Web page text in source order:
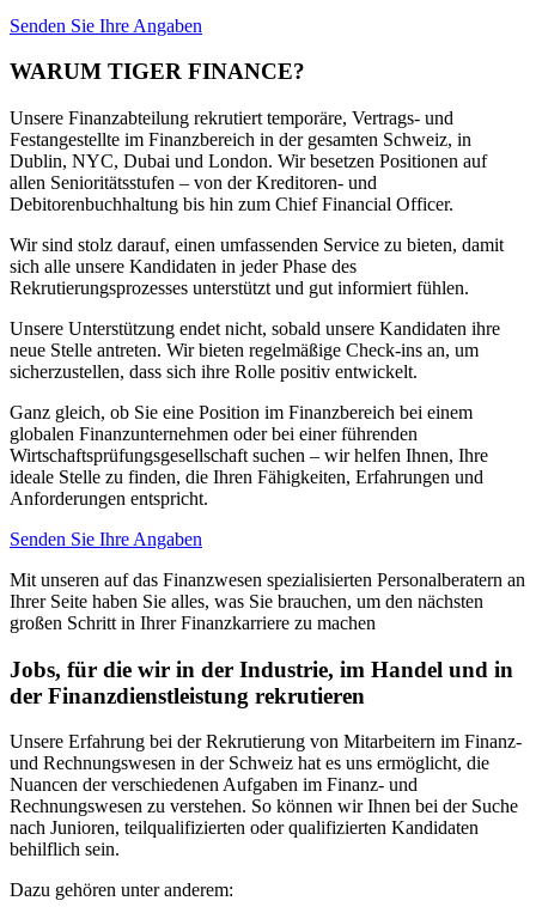
Senden Sie Ihre Angaben
WARUM TIGER FINANCE?
Unsere Finanzabteilung rekrutiert temporäre, Vertrags- und
Festangestellte im Finanzbereich in der gesamten Schweiz, in
Dublin, NYC, Dubai und London. Wir besetzen Positionen auf
allen Senioritätsstufen – von der Kreditoren- und
Debitorenbuchhaltung bis hin zum Chief Financial Officer.
Wir sind stolz darauf, einen umfassenden Service zu bieten, damit
sich alle unsere Kandidaten in jeder Phase des
Rekrutierungsprozesses unterstützt und gut informiert fühlen.
Unsere Unterstützung endet nicht, sobald unsere Kandidaten ihre
neue Stelle antreten. Wir bieten regelmäßige Check-ins an, um
sicherzustellen, dass sich ihre Rolle positiv entwickelt.
Ganz gleich, ob Sie eine Position im Finanzbereich bei einem
globalen Finanzunternehmen oder bei einer führenden
Wirtschaftsprüfungsgesellschaft suchen – wir helfen Ihnen, Ihre
ideale Stelle zu finden, die Ihren Fähigkeiten, Erfahrungen und
Anforderungen entspricht.
Senden Sie Ihre Angaben
Mit unseren auf das Finanzwesen spezialisierten Personalberatern an
Ihrer Seite haben Sie alles, was Sie brauchen, um den nächsten
großen Schritt in Ihrer Finanzkarriere zu machen
Jobs, für die wir in der Industrie, im Handel und in
der Finanzdienstleistung rekrutieren
Unsere Erfahrung bei der Rekrutierung von Mitarbeitern im Finanz-
und Rechnungswesen in der Schweiz hat es uns ermöglicht, die
Nuancen der verschiedenen Aufgaben im Finanz- und
Rechnungswesen zu verstehen. So können wir Ihnen bei der Suche
nach Junioren, teilqualifizierten oder qualifizierten Kandidaten
behilflich sein.
Dazu gehören unter anderem: